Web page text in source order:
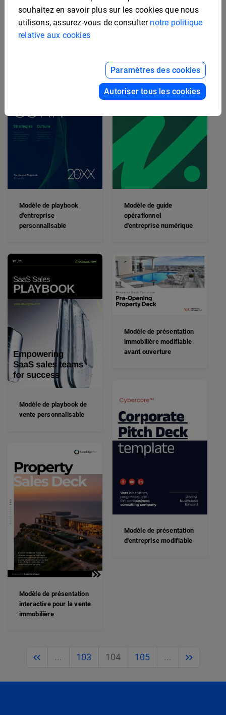
Modèle de playbook
professionnelle
Modèle d'intégration
d'entreprise interactif
Modèle de playbook
d'entreprise
personnalisable
Modèle de guide
opérationnel
d'entreprise numérique
Modèle de playbook de
vente personnalisable
Modèle de présentation
immobilière modifiable
avant ouverture
Modèle de présentation
d'entreprise modifiable
Modèle de présentation
interactive pour la vente
immobilière
Previous
... 103 104 105 ... Next
souhaitez en savoir plus sur les cookies que nous
utilisons, assurez-vous de consulter notre politique
relative aux cookies
Paramètres des cookies
Autoriser tous les cookies